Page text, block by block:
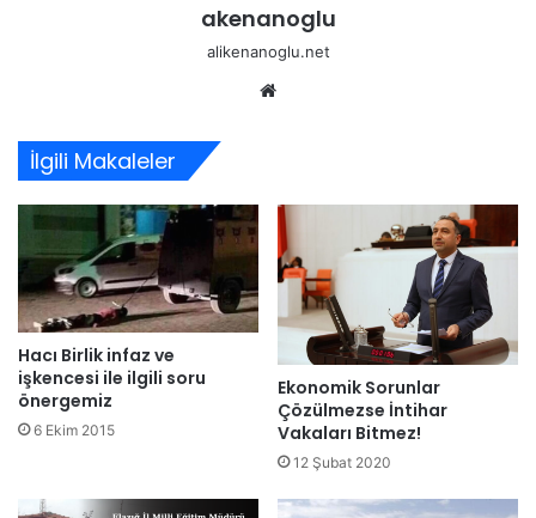
akenanoglu
alikenanoglu.net
İlgili Makaleler
Hacı Birlik infaz ve
işkencesi ile ilgili soru
önergemiz
6 Ekim 2015
Ekonomik Sorunlar
Çözülmezse İntihar
Vakaları Bitmez!
12 Şubat 2020